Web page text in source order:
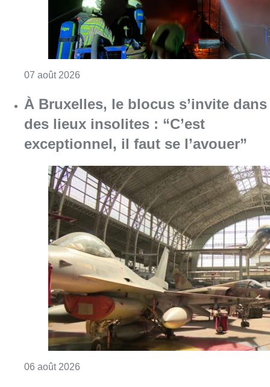
07 août 2026
À Bruxelles, le blocus s’invite dans
des lieux insolites : “C’est
exceptionnel, il faut se l’avouer”
06 août 2026